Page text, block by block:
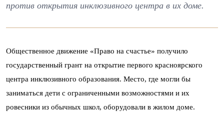
против открытия инклюзивного центра в их доме.
Общественное движение «Право на счастье» получило
государственный грант на открытие первого красноярского
центра инклюзивного образования. Место, где могли бы
заниматься дети с ограниченными возможностями и их
ровесники из обычных школ, оборудовали в жилом доме.